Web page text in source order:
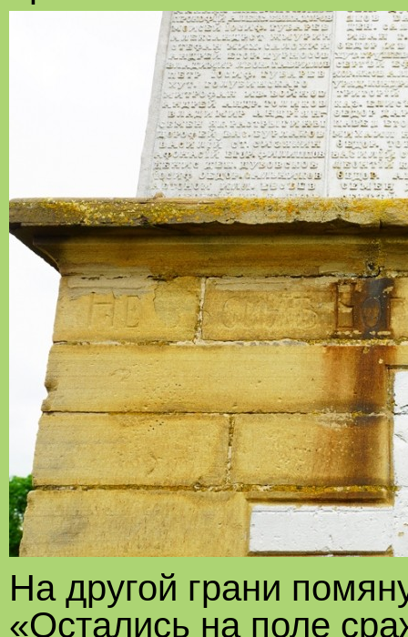
На другой грани
«Остались на поле